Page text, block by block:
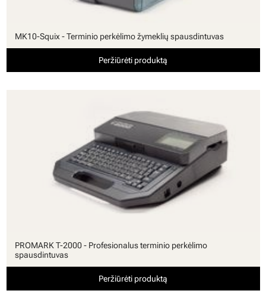
MK10-Squix - Terminio perkėlimo žymeklių spausdintuvas
Peržiūrėti produktą
PROMARK T-2000 - Profesionalus terminio perkėlimo
spausdintuvas
Peržiūrėti produktą